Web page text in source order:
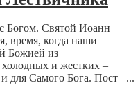
Богом. Святой Иоанн
время, когда наши
Божией из
холодных и жестких –
для Самого Бога. Пост –...